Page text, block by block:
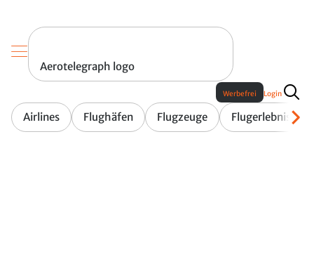
Aerotelegraph logo
Airlines Flughäfen Flugzeuge Flugerlebnis
Werbefrei Login